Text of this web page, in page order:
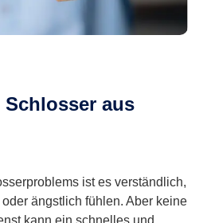
aus
ist es verständlich,
ängstlich fühlen. Aber keine